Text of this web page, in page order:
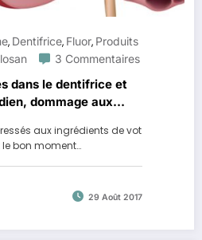
, Dentifrice, Fluor, Produits
3 Commentaires
dans le dentifrice et
dommage aux
aux ingrédients de vot
le bon moment…
29 Août 2017